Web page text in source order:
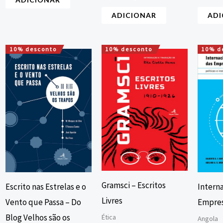
ADICIONAR
10% desconto
Escrito nas Estrelas e o
Vento que Passa – Do
Blog Velhos são os
O
preço
original
era:
16,00 €.
O
preço
atual
é:
14,40 €.
10% desconto
Gramsci – Escritos
Livres
Ética
O
preço
original
era:
15,00 €.
O
preço
é:
13,50 €.
10%
Angola